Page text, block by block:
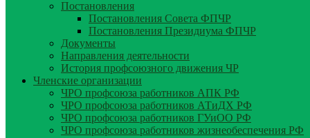
Постановления
Постановления Совета ФПЧР
Постановления Президиума ФПЧР
Документы
Направления деятельности
История профсоюзного движения ЧР
Членские организации
ЧРО профсоюза работников АПК РФ
ЧРО профсоюза работников АТиДХ РФ
ЧРО профсоюза работников ГУиОО РФ
ЧРО профсоюза работников жизнеобеспечения РФ